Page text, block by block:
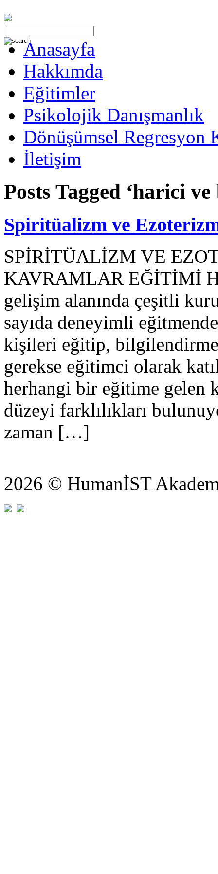
Anasayfa
Hakkımda
Eğitimler
Psikolojik Danışmanlık
Dönüşümsel Regresyon
İletişim
Posts Tagged ‘harici
Spiritüalizm ve
SPİRİTÜALİZM VE
KAVRAMLAR EĞİTİMİ
gelişim alanında çeşitli
sayıda deneyimli
kişileri eğitip,
gerekse eğitimci olarak
herhangi bir eğitime gelen
düzeyi farklılıkları
zaman […]
2026 © HumanİST